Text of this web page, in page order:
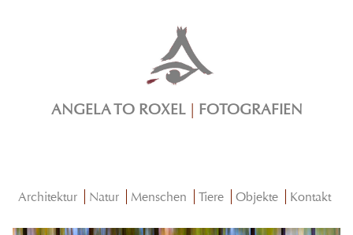
ANGELA TO ROXEL FOTOGRAFIEN
Architektur Natur Menschen Tiere Objekte Kontakt